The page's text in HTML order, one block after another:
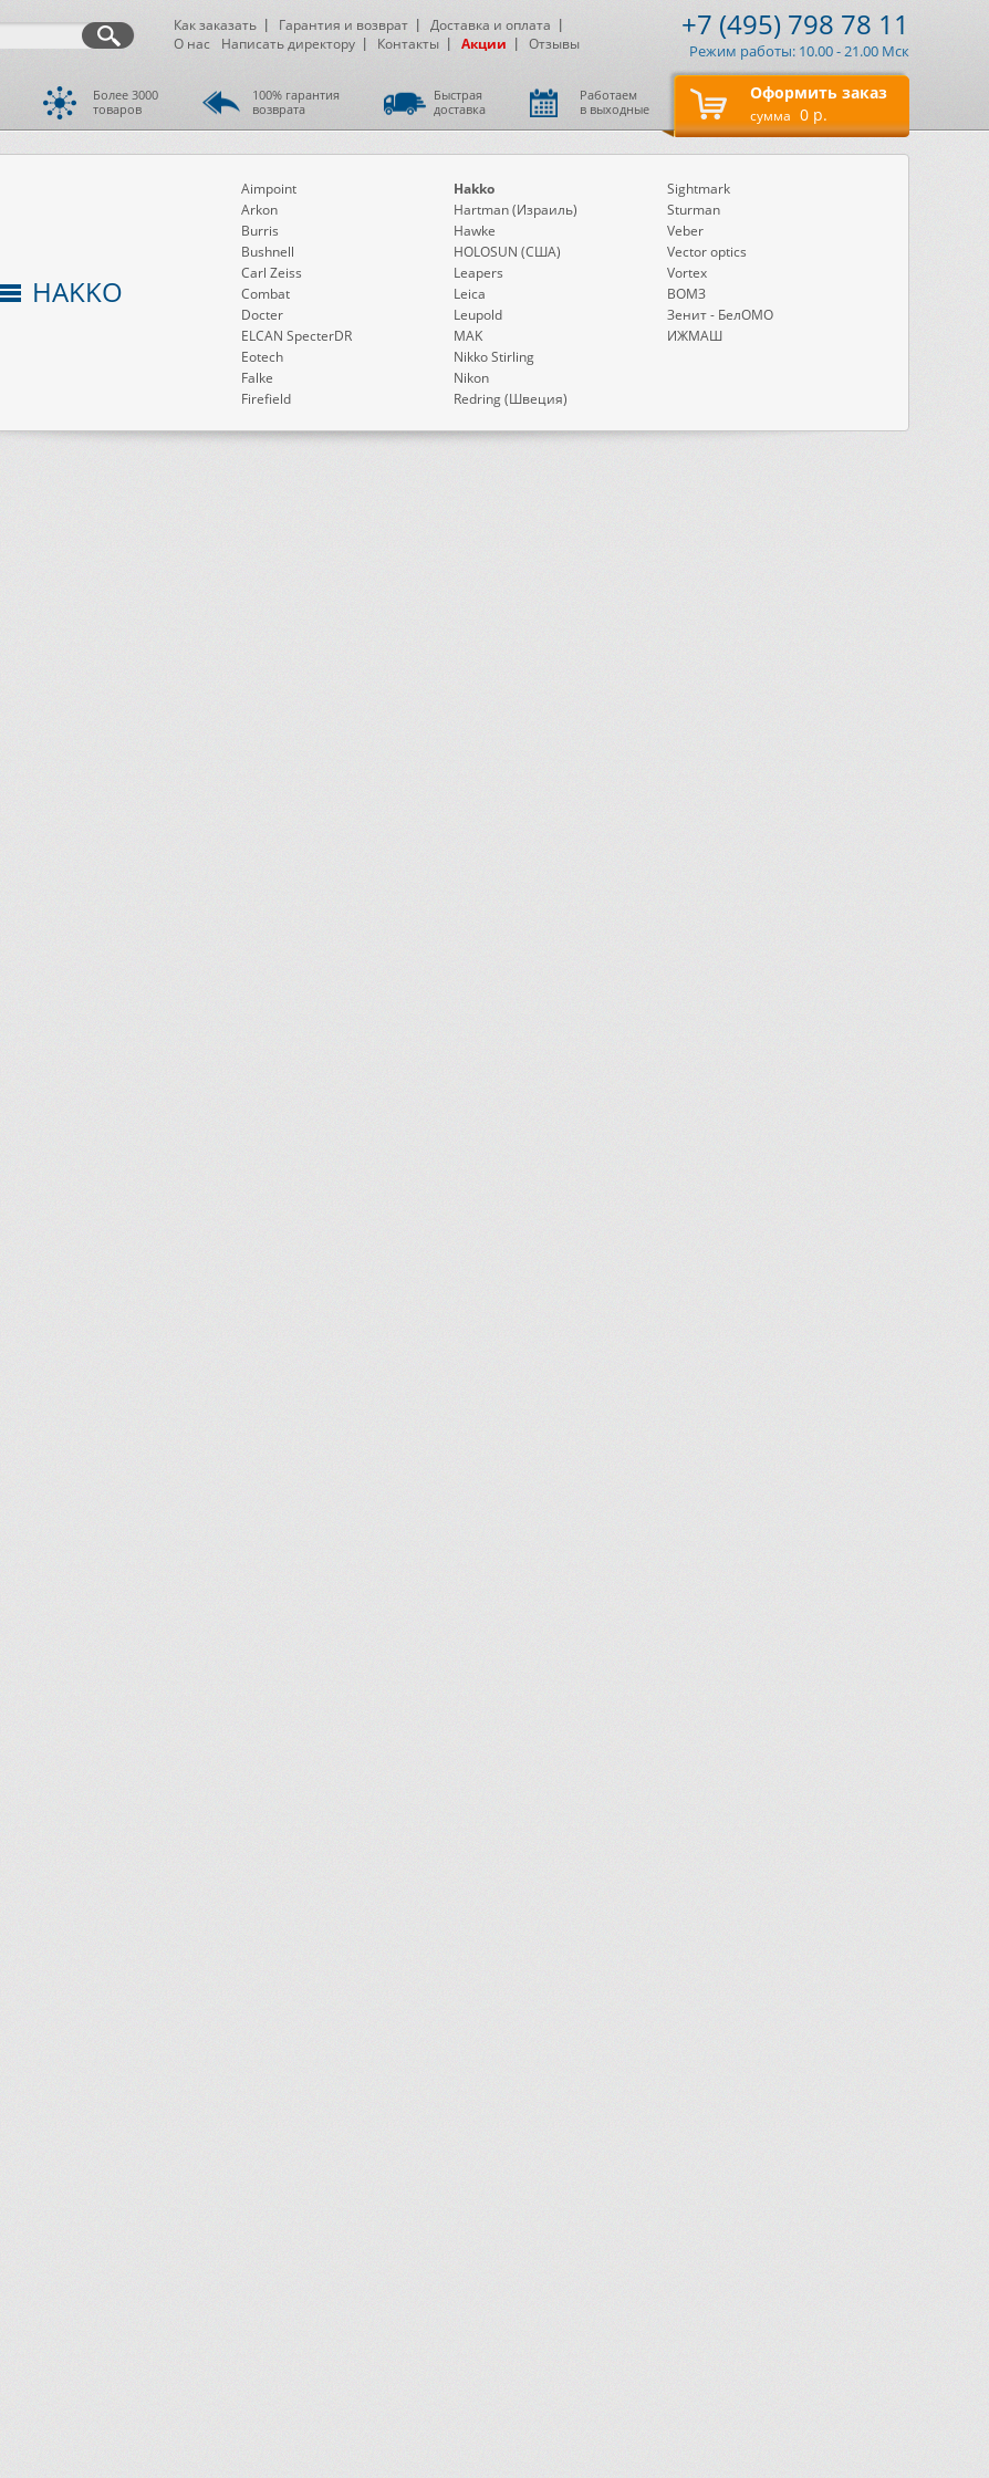
Оформить заказ
сумма 0 р.
Как заказать Гарантия и возврат
Доставка и оплата
О нас
Написать директору Контакты Акции Отзывы
+7 (495) 798 78 11
Режим работы: 10.00 - 21.00 Мск
Более 3000
товаров
100% гарантия
возврата
Быстрая
доставка
Работаем
в выходные
HAKKO
Aimpoint
Arkon
Burris
Bushnell
Carl Zeiss
Combat
Docter
ELCAN SpecterDR
Eotech
Falke
Firefield
Hakko
Hartman (Израиль)
Hawke
HOLOSUN (США)
Leapers
Leica
Leupold
MAK
Nikko Stirling
Nikon
Redring (Швеция)
Sightmark
Sturman
Veber
Vector optics
Vortex
ВОМЗ
Зенит - БелОМО
ИЖМАШ